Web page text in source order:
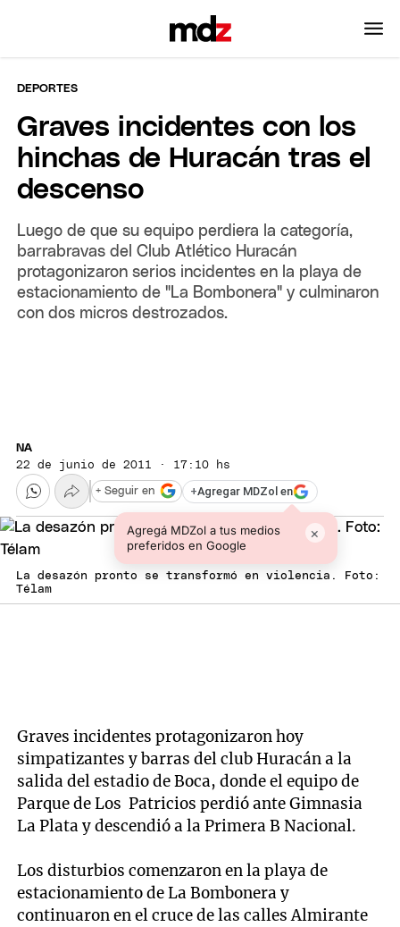
DEPORTES
Graves incidentes con los
hinchas de Huracán tras el
descenso
Luego de que su equipo perdiera la categoría,
barrabravas del Club Atlético Huracán
protagonizaron serios incidentes en la playa de
estacionamiento de "La Bombonera" y culminaron
con dos micros destrozados.
NA
22 de junio de 2011 · 17:10 hs
+Agregar MDZol en
Agregá MDZol a tus medios
preferidos en Google
×
+ Seguir en
La desazón pronto se transformó en violencia. Foto:
Télam
Graves incidentes protagonizaron hoy
simpatizantes y barras del club Huracán a la
salida del estadio de Boca, donde el equipo de
Parque de Los Patricios perdió ante Gimnasia
La Plata y descendió a la Primera B Nacional.
Los disturbios comenzaron en la playa de
estacionamiento de La Bombonera y
continuaron en el cruce de las calles Almirante